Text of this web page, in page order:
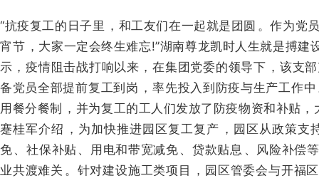
“抗疫复工的日子里，和工友们在一起就是团圆。作为党员
宵节，大家一定会终生难忘!”湖南尊龙凯时人生就是搏
示 ，疫情阻击战打响以来 ，在集团党委的领导下，该
备党员全部提前复工到岗，率先投入到防疫与生产工作中
用餐分餐制，并为复工的工人们发放了防疫物资和补贴
蹇桂军介绍 ，为加快推进园区复工复产，园区从政策支
免、社保补贴 、用电和带宽减免、贷款贴息、风险
业共渡难关。 针对建设施工类项目 ，园区管委会与开福区